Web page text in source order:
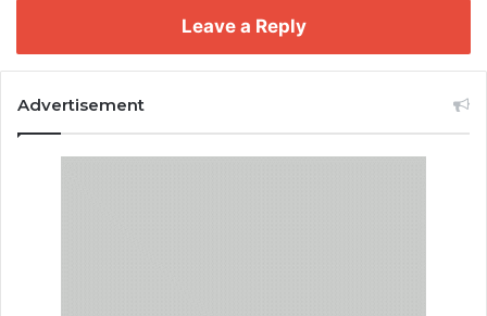
Leave a Reply
Advertisement